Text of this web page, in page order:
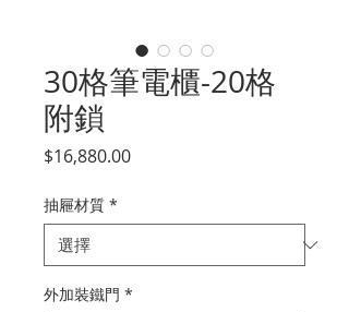
30格筆電櫃-20格
附鎖
$16,880.00價
抽屜材質 *
外加裝鐵門 *